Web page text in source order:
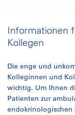
Informationen
Kollegen
Die enge und
Kolleginnen und
wichtig. Um Ihnen
Patienten zur
endokrinologischen